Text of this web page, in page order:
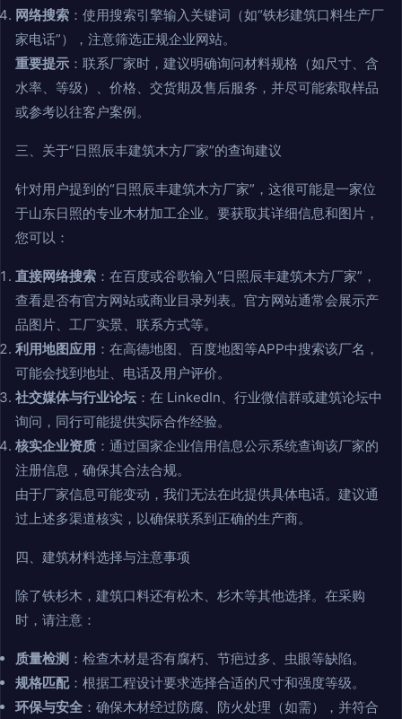
网络搜索 ：使用搜索引擎输入关键词（如“铁杉建筑口料生产厂
家电话”），注意筛选正规企业网站。
重要提示 ：联系厂家时，建议明确询问材料规格（如尺寸、含
水率、等级）、价格、交货期及售后服务，并尽可能索取样品
或参考以往客户案例。
三、关于“日照辰丰建筑木方厂家”的查询建议
针对用户提到的“日照辰丰建筑木方厂家”，这很可能是一家位
于山东日照的专业木材加工企业。要获取其详细信息和图片，
您可以：
直接网络搜索 ：在百度或谷歌输入“日照辰丰建筑木方厂家”，
查看是否有官方网站或商业目录列表。官方网站通常会展示产
品图片、工厂实景、联系方式等。
利用地图应用 ：在高德地图、百度地图等APP中搜索该厂名，
可能会找到地址、电话及用户评价。
社交媒体与行业论坛 ：在 LinkedIn、行业微信群或建筑论坛中
询问，同行可能提供实际合作经验。
核实企业资质 ：通过国家企业信用信息公示系统查询该厂家的
注册信息，确保其合法合规。
由于厂家信息可能变动，我们无法在此提供具体电话。建议通
过上述多渠道核实，以确保联系到正确的生产商。
四、建筑材料选择与注意事项
除了铁杉木，建筑口料还有松木、杉木等其他选择。在采购
时，请注意：
质量检测 ：检查木材是否有腐朽、节疤过多、虫眼等缺陷。
规格匹配：根据工程设计要求选择合适的尺寸和强度等级。
环保与安全 ：确保木材经过防腐、防火处理（如需），并符合